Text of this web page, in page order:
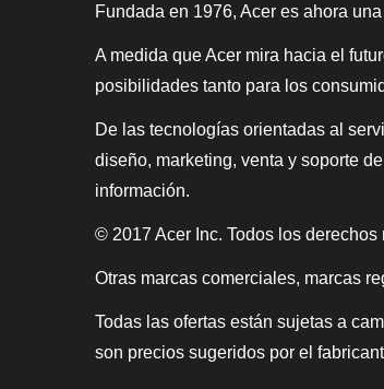
Fundada en 1976, Acer es ahora
A medida que Acer mira hacia el
posibilidades tanto para los
De las tecnologías orientadas al
diseño, marketing, venta y soporte
información.
© 2017 Acer Inc. Todos los
Otras marcas comerciales, marcas
Todas las ofertas están sujetas a
son precios sugeridos por el